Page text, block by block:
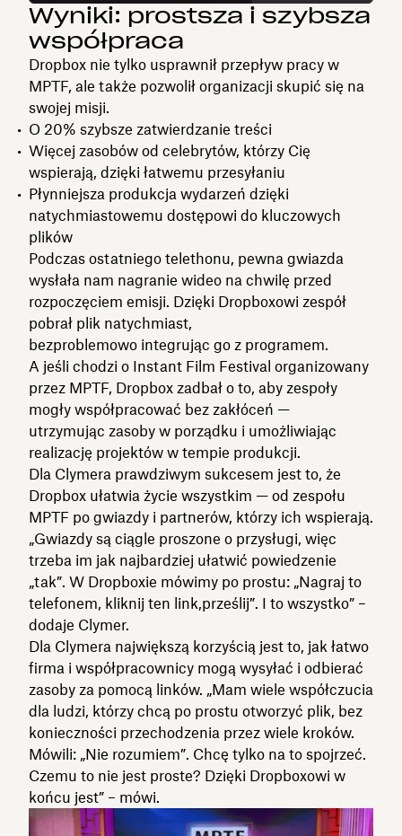
Wyniki: prostsza i szybsza
współpraca
Dropbox nie tylko usprawnił przepływ pracy w
MPTF, ale także pozwolił organizacji skupić się na
swojej misji.
O 20% szybsze zatwierdzanie treści
Więcej zasobów od celebrytów, którzy Cię
wspierają, dzięki łatwemu przesyłaniu
Płynniejsza produkcja wydarzeń dzięki
natychmiastowemu dostępowi do kluczowych
plików
Podczas ostatniego telethonu, pewna gwiazda
wysłała nam nagranie wideo na chwilę przed
rozpoczęciem emisji. Dzięki Dropboxowi zespół
pobrał plik natychmiast,
bezproblemowo integrując go z programem.
A jeśli chodzi o Instant Film Festival organizowany
przez MPTF, Dropbox zadbał o to, aby zespoły
mogły współpracować bez zakłóceń —
utrzymując zasoby w porządku i umożliwiając
realizację projektów w tempie produkcji.
Dla Clymera prawdziwym sukcesem jest to, że
Dropbox ułatwia życie wszystkim — od zespołu
MPTF po gwiazdy i partnerów, którzy ich wspierają.
„Gwiazdy są ciągle proszone o przysługi, więc
trzeba im jak najbardziej ułatwić powiedzenie
„tak”. W Dropboxie mówimy po prostu: „Nagraj to
telefonem, kliknij ten link,prześlij”. I to wszystko” –
dodaje Clymer.
Dla Clymera największą korzyścią jest to, jak łatwo
firma i współpracownicy mogą wysyłać i odbierać
zasoby za pomocą linków. „Mam wiele współczucia
dla ludzi, którzy chcą po prostu otworzyć plik, bez
konieczności przechodzenia przez wiele kroków.
Mówili: „Nie rozumiem”. Chcę tylko na to spojrzeć.
Czemu to nie jest proste? Dzięki Dropboxowi w
końcu jest” – mówi.